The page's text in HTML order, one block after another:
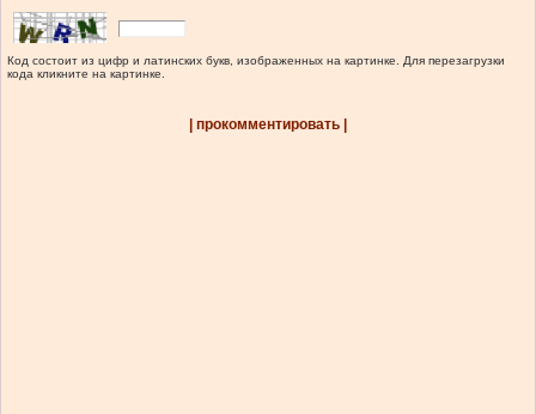
Код состоит из цифр и латинских букв, изображенных на картинке. Для перезагрузки
кода кликните на картинке.
| прокомментировать |